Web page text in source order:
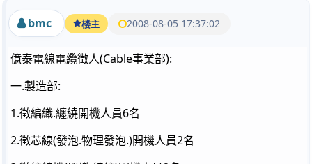
bmc 楼主 2008-08-05 17:37:02
億泰電線電纜徵人(Cable事業部):
一.製造部:
1.徵編織.纏繞開機人員6名
2.徵芯線(發泡.物理發泡.)開機人員2名